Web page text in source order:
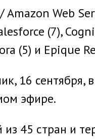
Web
(7),
(5) и Epique
16 сентября,
эфире.
45 стран и